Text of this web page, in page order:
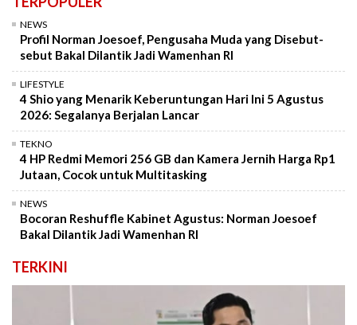
NEWS
Profil Norman Joesoef, Pengusaha Muda yang Disebut-
sebut Bakal Dilantik Jadi Wamenhan RI
LIFESTYLE
4 Shio yang Menarik Keberuntungan Hari Ini 5 Agustus
2026: Segalanya Berjalan Lancar
TEKNO
4 HP Redmi Memori 256 GB dan Kamera Jernih Harga Rp1
Jutaan, Cocok untuk Multitasking
NEWS
Bocoran Reshuffle Kabinet Agustus: Norman Joesoef
Bakal Dilantik Jadi Wamenhan RI
TERKINI